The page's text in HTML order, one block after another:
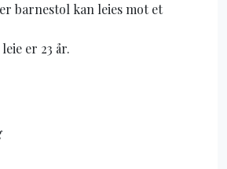
barnestol kan leies mot et
er 23 år.